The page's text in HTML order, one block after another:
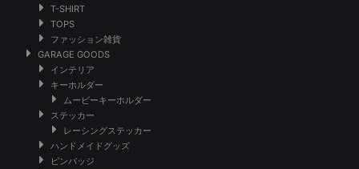
T-SHIRT
TOPS
ファッション雑貨
GARAGE GOODS
インテリア
キーホルダー
ムービーキーホルダー
ステッカー
レーシングステッカー
ハンドメイドグッズ
ピンバッジ